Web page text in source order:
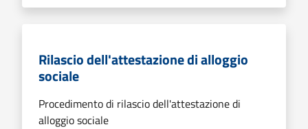
Rilascio dell'attestazione di alloggio
sociale
Procedimento di rilascio dell'attestazione di
alloggio sociale